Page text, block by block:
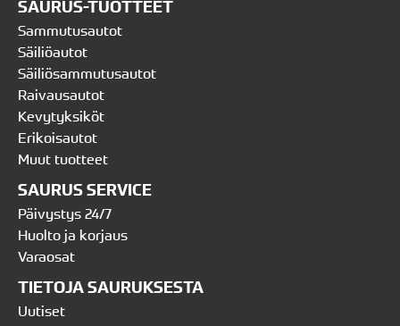
SAURUS-TUOTTEET
Sammutusautot
Säiliöautot
Säiliösammutusautot
Raivausautot
Kevytyksiköt
Erikoisautot
Muut tuotteet
SAURUS SERVICE
Päivystys 24/7
Huolto ja korjaus
Varaosat
TIETOJA SAURUKSESTA
Uutiset